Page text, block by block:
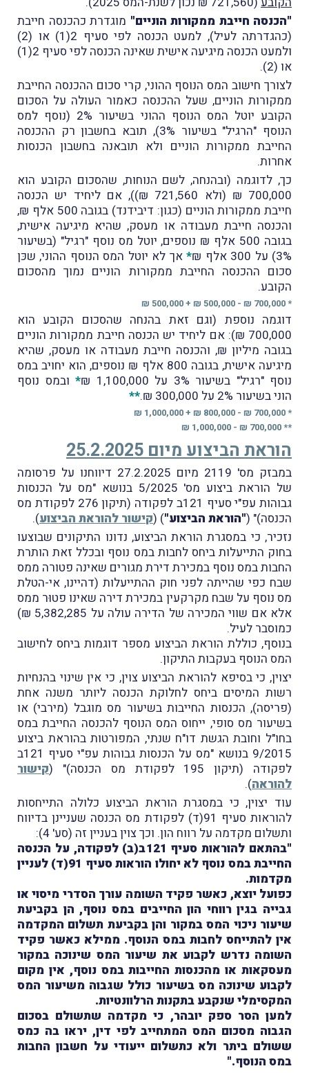
"הכנסה חייבת ממקורות הוניים" מוגדרת כהכנסה חייבת
(כהגדרתה לעיל), למעט הכנסה לפי סעיף 2(1) או (2)
ולמעט הכנסה מיגיעה אישית שאינה הכנסה לפי סעיף 2(1)
או (2).
לצורך חישוב המס הנוסף ההוני, קרי סכום ההכנסה החייבת
ממקורות הוניים, שעל ההכנסה כאמור העולה על הסכום
הקובע יוטל המס הנוסף ההוני בשיעור 2% (נוסף למס
הנוסף "הרגיל" בשיעור 3%), תובא בחשבון רק ההכנסה
החייבת ממקורות הוניים ולא תובאנה בחשבון הכנסות
אחרות.
כך, לדוגמה (ובהנחה, לשם הנוחות, שהסכום הקובע הוא
700,000 ₪ (ולא 721,560 ₪)), אם ליחיד יש הכנסה
חייבת ממקורות הוניים (כגון: דיבידנד) בגובה 500 אלף ₪,
והכנסה חייבת מעבודה או מעסק, שהיא מיגיעה אישית,
בגובה 500 אלף ₪ נוספים, יוטל מס נוסף "רגיל" (בשיעור
3%) על 300 אלף ₪
*אך לא יוטל המס הנוסף ההוני, שכּן
סכום ההכנסה החייבת ממקורות הוניים נמוך מהסכום
הקובע.
* 700,000 ₪ - 500,000 ₪ + 500,000 ₪
דוגמה נוספת (וגם זאת בהנחה שהסכום הקובע הוא
700,000 ₪): אם ליחיד יש הכנסה חייבת ממקורות הוניים
בגובה מיליון ₪, והכנסה חייבת מעבודה או מעסק, שהיא
מיגיעה אישית, בגובה 800 אלף ₪ נוספים, הוא יחויב במס
נוסף "רגיל" בשיעור 3% על 1,100,000 ₪
* ובמס נוסף
הוני בשיעור 2% על 300,000 ₪.
**
* 700,000 ₪ - 800,000 ₪ + 1,000,000 ₪
** 700,000 ₪ - 1,000,000 ₪
הוראת הביצוע מיום 25.2.2025
במבזק מס' 2119 מיום 27.2.2025 דיווחנו על פרסומה
של הוראת ביצוע מס' 5/2025 בנושא "מס על הכנסות
גבוהות עפ"י סעיף 121ב לפקודה (תיקון 276 לפקודת מס
הכנסה)" ("הוראת הביצוע") (קישור להוראת הביצוע).
נזכיר, כי במסגרת הוראת הביצוע, נדונו התיקונים שבוצעו
בחוק התייעלות ביחס לחבות במס נוסף ובכלל זאת הותרת
החבות במס נוסף במכירת דירת מגורים שאינה פטורה ממס
שבח כפי שהייתה לפני חוק ההתייעלות (דהיינו, אי-הטלת
מס נוסף על שבח מקרקעין במכירת דירה שאינו פטוּר ממס
אלא אם שווי המכירה של הדירה עולה על 5,382,285 ₪)
כמוסבר לעיל.
בנוסף, כוללת הוראת הביצוע מספר דוגמות ביחס לחישוב
המס הנוסף בעקבות התיקון.
יצוין, כי בסיפא להוראת הביצוע צוין, כי אין שינוי בהנחיות
רשות המיסים ביחס לחלוקת הכנסה ליותר משנה אחת
(פריסה), הכנסות החייבות בשיעור מס מוגבל (מירבי) או
בשיעור מס סופי, ייחוס המס הנוסף להכנסה החייבת במס
בחו"ל וחובת הגשת דו"ח שנתי, המפורטות בהוראת ביצוע
9/2015 בנושא "מס על הכנסות גבוהות עפ"י סעיף 121ב
לפקודה (תיקון 195 לפקודת מס הכנסה)" (
קישור
להוראה).
עוד יצוין, כי במסגרת הוראת הביצוע כלולה התייחסות
להוראות סעיף 91(ד) לפקודת מס הכנסה שעניינן בדיווח
ותשלום מקדמה על רווח הון. וכך צוין בעניין זה (סע' 4):
"בהתאם להוראות סעיף 121ב(ב) לפקודה, על הכנסה
החייבת במס נוסף לא יחולו הוראות סעיף 91(ד) לעניין
מקדמות.
כפועל יוצא, כאשר פקיד השומה עורך הסדרי מיסוי או
גבייה בגין רווחי הון החייבים במס נוסף, הן בקביעת
שיעור ניכוי המס במקור והן בקביעת תשלום המקדמה
אין להתייחס לחבות במס הנוסף. ממילא כאשר פקיד
השומה נדרש לקבוע את שיעור המס שינוכה במקור
מעסקאות או מהכנסות החייבות במס נוסף, אין מקום
לקבוע שינוכה מס בשיעור כולל שגבוה משיעור המס
המקסימלי שנקבע בתקנות הרלוונטיות.
למען הסר ספק יובהר, כי מקדמה שתשולם בסכום
הגבוה מסכום המס המתחייב לפי דין, יראו בה כמס
ששולם ביתר ולא כתשלום ייעודי על חשבון החבות
במס הנוסף."